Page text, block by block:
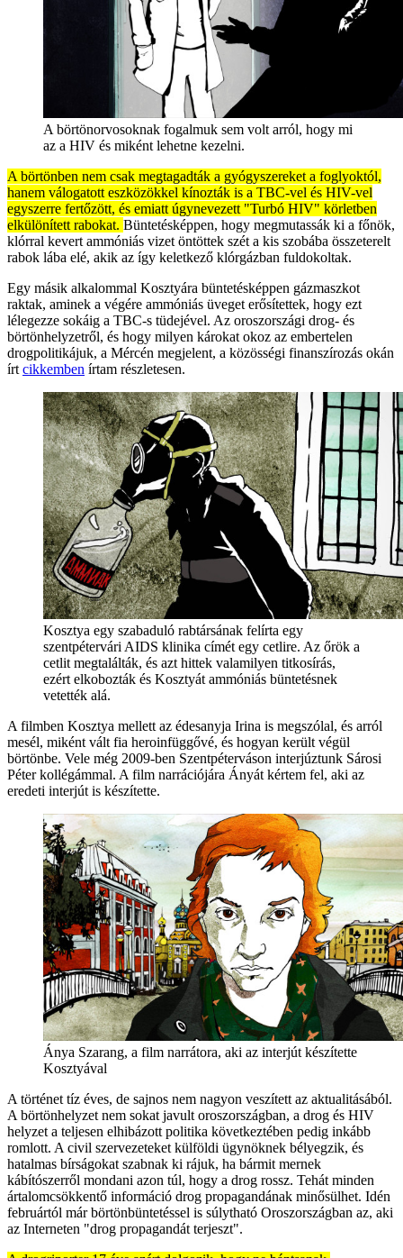
A börtönorvosoknak fogalmuk sem volt arról, hogy mi
az a HIV és miként lehetne kezelni.
A börtönben nem csak megtagadták a gyógyszereket a foglyoktól,
hanem válogatott eszközökkel kínozták is a TBC-vel és HIV-vel
egyszerre fertőzött, és emiatt úgynevezett "Turbó HIV" körletben
elkülönített rabokat. Büntetésképpen, hogy megmutassák ki a főnök,
klórral kevert ammóniás vizet öntöttek szét a kis szobába összeterelt
rabok lába elé, akik az így keletkező klórgázban fuldokoltak.
Egy másik alkalommal Kosztyára büntetésképpen gázmaszkot
raktak, aminek a végére ammóniás üveget erősítettek, hogy ezt
lélegezze sokáig a TBC-s tüdejével. Az oroszországi drog- és
börtönhelyzetről, és hogy milyen károkat okoz az embertelen
drogpolitikájuk, a Mércén megjelent, a közösségi finanszírozás okán
írt cikkemben írtam részletesen.
Kosztya egy szabaduló rabtársának felírta egy
szentpétervári AIDS klinika címét egy cetlire. Az őrök a
cetlit megtalálták, és azt hittek valamilyen titkosírás,
ezért elkobozták és Kosztyát ammóniás büntetésnek
vetették alá.
A filmben Kosztya mellett az édesanyja Irina is megszólal, és arról
mesél, miként vált fia heroinfüggővé, és hogyan került végül
börtönbe. Vele még 2009-ben Szentpéterváson interjúztunk Sárosi
Péter kollégámmal. A film narrációjára Ányát kértem fel, aki az
eredeti interjút is készítette.
Ánya Szarang, a film narrátora, aki az interjút készítette
Kosztyával
A történet tíz éves, de sajnos nem nagyon veszített az aktualitásából.
A börtönhelyzet nem sokat javult oroszországban, a drog és HIV
helyzet a teljesen elhibázott politika következtében pedig inkább
romlott. A civil szervezeteket külföldi ügynöknek bélyegzik, és
hatalmas bírságokat szabnak ki rájuk, ha bármit mernek
kábítószerről mondani azon túl, hogy a drog rossz. Tehát minden
ártalomcsökkentő információ drog propagandának minősülhet. Idén
februártól már börtönbüntetéssel is súlytható Oroszországban az, aki
az Interneten "drog propagandát terjeszt".